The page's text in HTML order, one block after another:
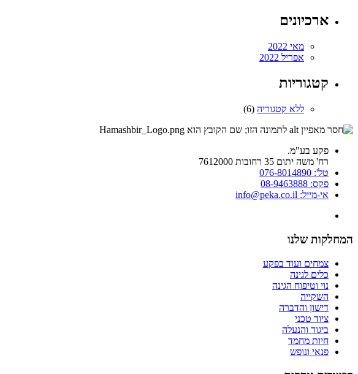
ארכיונים
מאי 2022
אפריל 2022
קטגוריות
ללא קטגוריה (6)
פקע בע"מ.
רח' משה יתום 35 רחובות 7612000
טל': 076-8014890
פקס: 08-9463888
אי-מייל: info@peka.co.il
המחלקות שלנו
צמחים ועוד בפקע
כלים לגינה
נוי וטיפוח הגינה
השקייה
דישון והדברה
ציוד טכני
ביגוד והנעלה
חיות מחמד
פנאי ונופש